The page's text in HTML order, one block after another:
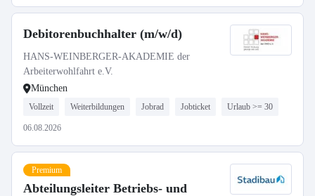
Debitorenbuchhalter (m/w/d)
HANS-WEINBERGER-AKADEMIE der
Arbeiterwohlfahrt e.V.
München
Vollzeit Weiterbildungen Jobrad Jobticket Urlaub >= 30
06.08.2026
Premium
Abteilungsleiter Betriebs- und